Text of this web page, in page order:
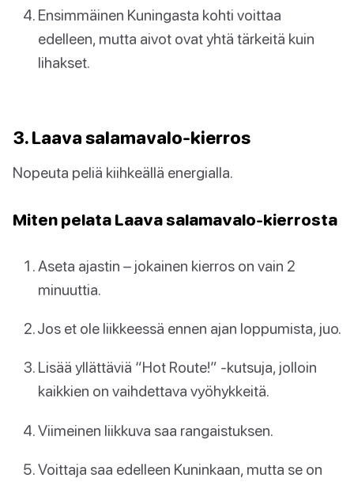
Ensimmäinen Kuningasta kohti voittaa
edelleen, mutta aivot ovat yhtä tärkeitä kuin
lihakset.
3. Laava salamavalo-kierros
Nopeuta peliä kiihkeällä energialla.
Miten pelata Laava salamavalo-kierrosta
Aseta ajastin – jokainen kierros on vain 2
minuuttia.
Jos et ole liikkeessä ennen ajan loppumista, juo.
Lisää yllättäviä “Hot Route!” -kutsuja, jolloin
kaikkien on vaihdettava vyöhykkeitä.
Viimeinen liikkuva saa rangaistuksen.
Voittaja saa edelleen Kuninkaan, mutta se on